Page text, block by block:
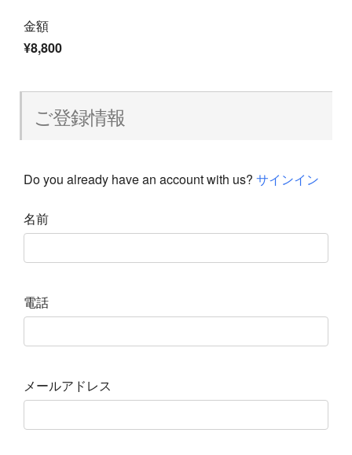
金額
¥8,800
ご登録情報
Do you already have an account with us? サインイン
名前
電話
メールアドレス